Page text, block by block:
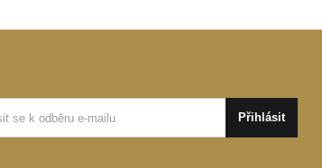
Přihlásit